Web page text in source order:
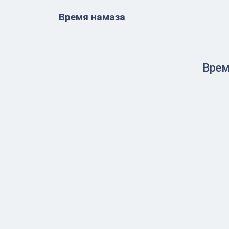
Время намаза